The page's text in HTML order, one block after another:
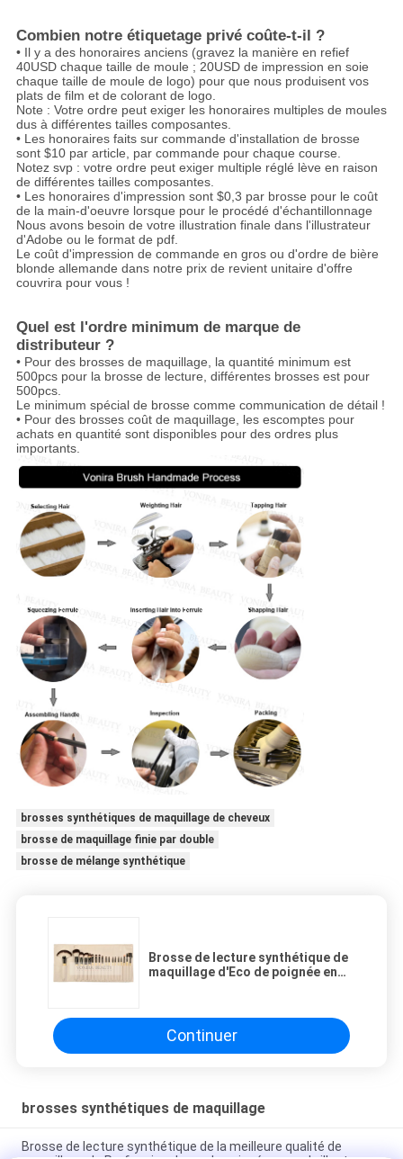
Combien notre étiquetage privé coûte-t-il ?
• Il y a des honoraires anciens (gravez la manière en refief
40USD chaque taille de moule ; 20USD de impression en soie
chaque taille de moule de logo) pour que nous produisent vos
plats de film et de colorant de logo.
Note : Votre ordre peut exiger les honoraires multiples de moules
dus à différentes tailles composantes.
• Les honoraires faits sur commande d'installation de brosse
sont $10 par article, par commande pour chaque course.
Notez svp : votre ordre peut exiger multiple réglé lève en raison
de différentes tailles composantes.
• Les honoraires d'impression sont $0,3 par brosse pour le coût
de la main-d'oeuvre lorsque pour le procédé d'échantillonnage
Nous avons besoin de votre illustration finale dans l'illustrateur
d'Adobe ou le format de pdf.
Le coût d'impression de commande en gros ou d'ordre de bière
blonde allemande dans notre prix de revient unitaire d'offre
couvrira pour vous !
Quel est l'ordre minimum de marque de
distributeur ?
• Pour des brosses de maquillage, la quantité minimum est
500pcs pour la brosse de lecture, différentes brosses est pour
500pcs.
Le minimum spécial de brosse comme communication de détail !
• Pour des brosses coût de maquillage, les escomptes pour
achats en quantité sont disponibles pour des ordres plus
importants.
brosses synthétiques de maquillage de cheveux
brosse de maquillage finie par double
brosse de mélange synthétique
Brosse de lecture synthétique de
maquillage d'Eco de poignée en
Continuer
brosses synthétiques de maquillage
Brosse de lecture synthétique de la meilleure qualité de